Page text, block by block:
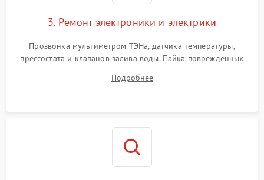
3. Ремонт электроники и электрики
Прозвонка мультиметром ТЭНа, датчика температуры,
прессостата и клапанов залива воды. Пайка поврежденных
Восстановление целостности проводки и контактов.
Подробнее